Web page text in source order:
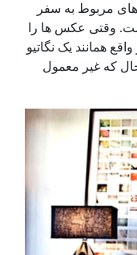
مربوط به سفر
وقتی عکس ها را
همانند یک نگاتیو
که غیر معمول